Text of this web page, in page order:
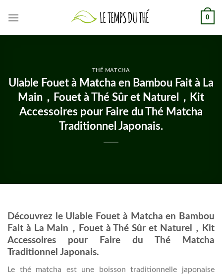
0
THÉ MATCHA
Ulable Fouet à Matcha en Bambou Fait à La
Main，Fouet à Thé Sûr et Naturel，Kit
Accessoires pour Faire du Thé Matcha
Traditionnel Japonais.
Découvrez le Ulable Fouet à Matcha en Bambou
Fait à La Main，Fouet à Thé Sûr et Naturel，Kit
Accessoires pour Faire du Thé Matcha
Traditionnel Japonais.
Le thé matcha est une boisson traditionnelle japonaise